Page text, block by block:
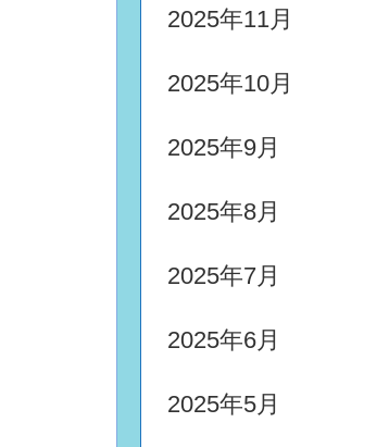
2025年11月
2025年10月
2025年9月
2025年8月
2025年7月
2025年6月
2025年5月